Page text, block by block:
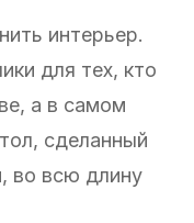
интерьер.
для тех, кто
а в самом
сделанный
во всю длину